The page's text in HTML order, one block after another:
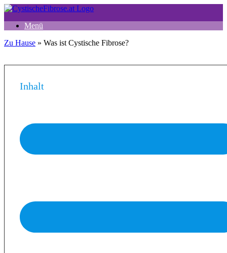
Zum
springenMenü
Zu Hause » Was ist Cystische Fibrose?
Inhalt